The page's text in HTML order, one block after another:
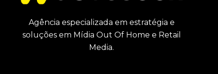
Agência especializada em estratégia e
soluções em Mídia Out Of Home e Retail
Media.